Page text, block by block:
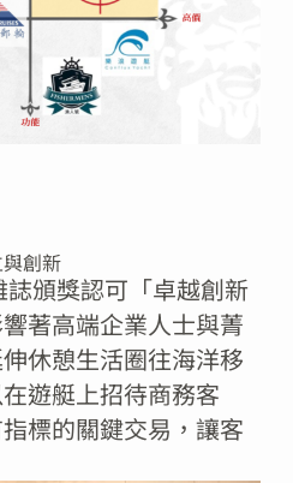
創新
頒獎認可「卓越創新
著高端企業人士與菁
休憩生活圈往海洋移
遊艇上招待商務客
標的關鍵交易，讓客